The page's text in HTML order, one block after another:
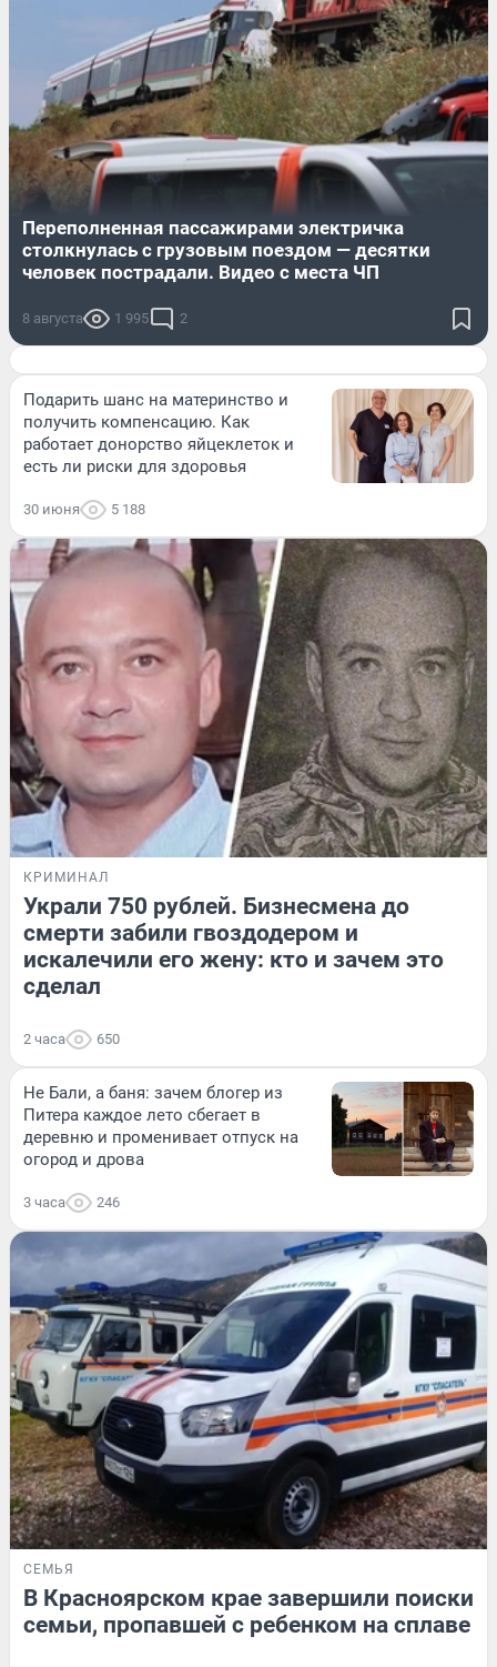
Переполненная пассажирами электричка
столкнулась с грузовым поездом — десятки
человек пострадали. Видео с места ЧП
8 августа 1 995 2
Подарить шанс на материнство и
получить компенсацию. Как
работает донорство яйцеклеток и
есть ли риски для здоровья
30 июня 5 188
КРИМИНАЛ
Украли 750 рублей. Бизнесмена до
смерти забили гвоздодером и
искалечили его жену: кто и зачем это
сделал
2 часа 650
Не Бали, а баня: зачем блогер из
Питера каждое лето сбегает в
деревню и променивает отпуск на
огород и дрова
3 часа 246
СЕМЬЯ
В Красноярском крае завершили поиски
семьи, пропавшей с ребенком на сплаве